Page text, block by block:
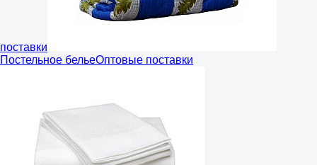
поставки
Постельное бельеОптовые поставки